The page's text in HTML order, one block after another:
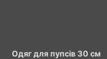
Одяг для пупсів 30 см